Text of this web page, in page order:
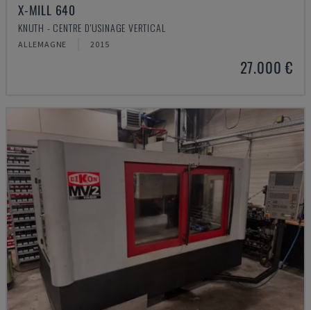
X-MILL 640
KNUTH - CENTRE D'USINAGE VERTICAL
ALLEMAGNE 2015
27.000 €